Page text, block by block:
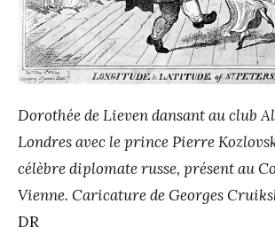
Dorothée de Lieven dansant au club
Londres avec le prince Pierre
célèbre diplomate russe, présent au
Vienne. Caricature de Georges
DR